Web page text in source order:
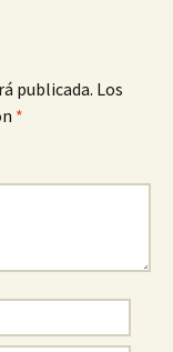
publicada. Los
*